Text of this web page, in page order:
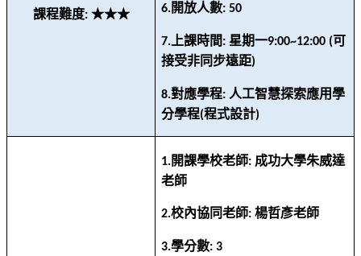
課程難度: ★★★ 6.開放人數: 50
7. 上課時間:星期一9:00~12:00 (可
接受非同步遠距)
8.對應學程:人工智慧探索應用學
分學程(程式設計)
1.開課學校老師: 成功大學朱威達
老師
2.校內協同老師:楊哲彥老師
3.學分數: 3